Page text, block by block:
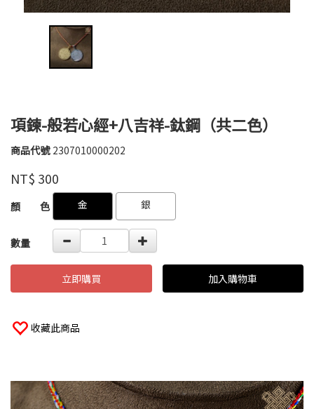
項鍊-般若心經+八吉祥-鈦鋼（共二色）
商品代號 2307010000202
2307010000202
品牌
高
婉
瑜
NT$ 300
GOODS000000000000004629185 GOODS000000000000004630103
顏 色 金 銀
數量
立即購買 加入購物車
收藏此商品